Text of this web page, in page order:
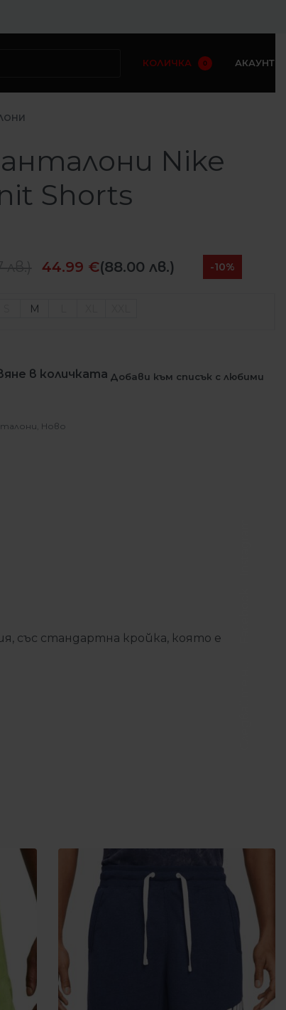
КОЛИЧКА 0 АКАУНТ
Nike
Shorts
44.99 €(88.00 лв.) -10%
M
в количката Добави към списък с любими
Ново
със стандартна кройка, която е